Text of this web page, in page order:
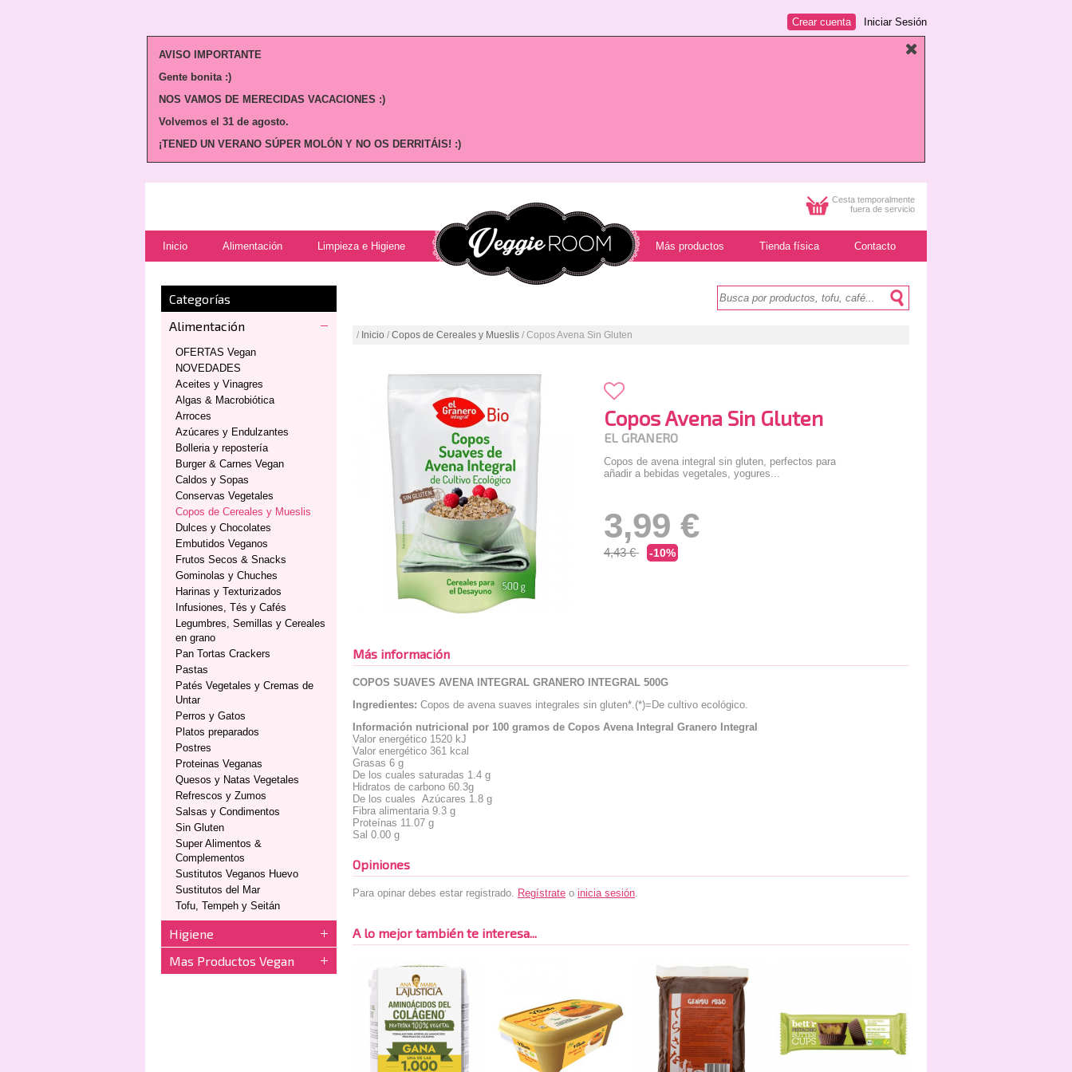
Iniciar Sesión
Crear cuenta
AVISO IMPORTANTE
Gente bonita :)
NOS VAMOS DE MERECIDAS VACACIONES :)
Volvemos el 31 de agosto.
¡TENED UN VERANO SÚPER MOLÓN Y NO OS DERRITÁIS! :)
Cesta temporalmente
fuera de servicio
Inicio Alimentación Limpieza e Higiene Más productos Tienda física Contacto
Categorías
Alimentación
OFERTAS Vegan
NOVEDADES
Aceites y Vinagres
Algas & Macrobiótica
Arroces
Azúcares y Endulzantes
Bolleria y repostería
Burger & Carnes Vegan
Caldos y Sopas
Conservas Vegetales
Copos de Cereales y Mueslis
Dulces y Chocolates
Embutidos Veganos
Frutos Secos & Snacks
Gominolas y Chuches
Harinas y Texturizados
Infusiones, Tés y Cafés
Legumbres, Semillas y Cereales
en grano
Pan Tortas Crackers
Pastas
Patés Vegetales y Cremas de
Untar
Perros y Gatos
Platos preparados
Postres
Proteinas Veganas
Quesos y Natas Vegetales
Refrescos y Zumos
Salsas y Condimentos
Sin Gluten
Super Alimentos &
Complementos
Sustitutos Veganos Huevo
Sustitutos del Mar
Tofu, Tempeh y Seitán
Higiene
Mas Productos Vegan
/ Inicio / Copos de Cereales y Mueslis / Copos Avena Sin Gluten
Copos Avena Sin Gluten
EL GRANERO
Copos de avena integral sin gluten, perfectos para
añadir a bebidas vegetales, yogures...
3,99 €
4,43 € -10%
Más información
COPOS SUAVES AVENA INTEGRAL GRANERO INTEGRAL 500G
Ingredientes: Copos de avena suaves integrales sin gluten*.(*)=De cultivo ecológico.
Información nutricional por 100 gramos de Copos Avena Integral Granero Integral
Valor energético 1520 kJ
Valor energético 361 kcal
Grasas 6 g
De los cuales saturadas 1.4 g
Hidratos de carbono 60.3g
De los cuales Azúcares 1.8 g
Fibra alimentaria 9.3 g
Proteínas 11.07 g
Sal 0.00 g
Opiniones
Para opinar debes estar registrado. Regístrate o inicia sesión.
A lo mejor también te interesa...